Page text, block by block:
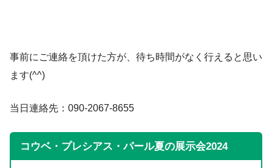
事前にご連絡を頂けた方が、待ち時間がなく行えると思い
ます(^^)
当日連絡先：090-2067-8655
コウベ・プレシアス・パール夏の展示会2024